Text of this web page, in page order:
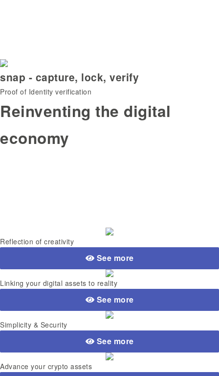
snap - capture, lock, verify
Proof of Identity verification
Reinventing the digital
economy
Reflection of creativity
See more
Linking your digital assets to reality
See more
Simplicity & Security
See more
Advance your crypto assets